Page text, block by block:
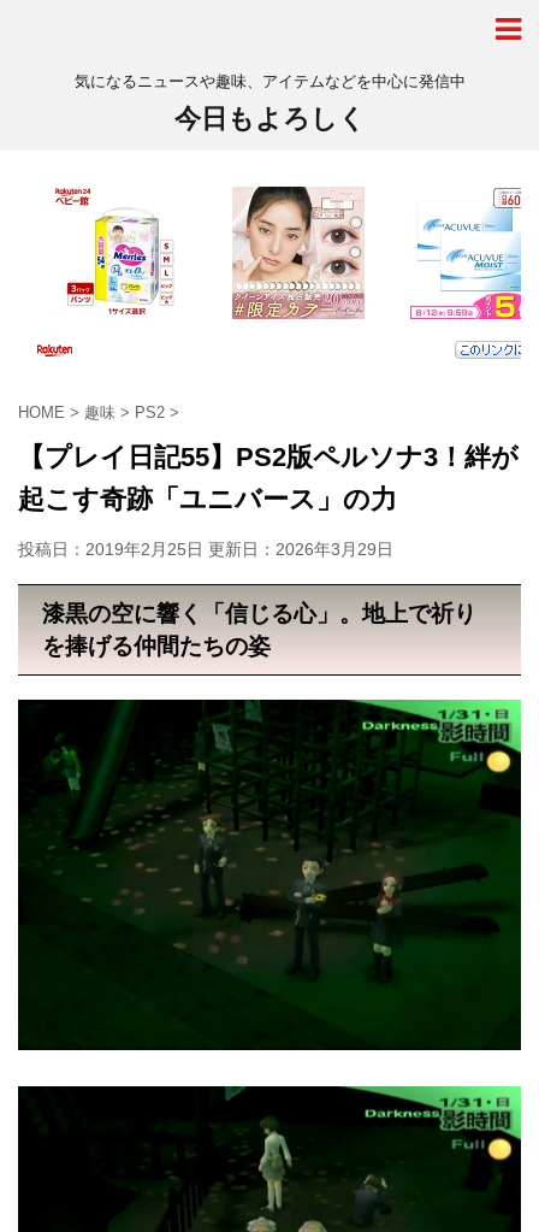
気になるニュースや趣味、アイテムなどを中心に発信中
今日もよろしく
HOME > 趣味 > PS2 >
【プレイ日記55】PS2版ペルソナ3！絆が
起こす奇跡「ユニバース」の力
投稿日：2019年2月25日 更新日： 2026年3月29日
漆黒の空に響く「信じる心」。地上で祈り
を捧げる仲間たちの姿